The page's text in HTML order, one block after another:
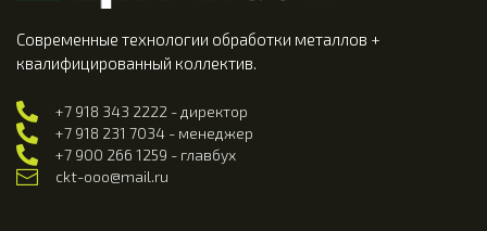
Современные технологии обработки металлов +
квалифицированный коллектив.
+7 918 343 2222 - директор
+7 918 231 7034 - менеджер
+7 900 266 1259 - главбух
ckt-ooo@mail.ru